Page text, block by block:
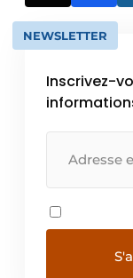
NEWSLETTER
Inscrivez-